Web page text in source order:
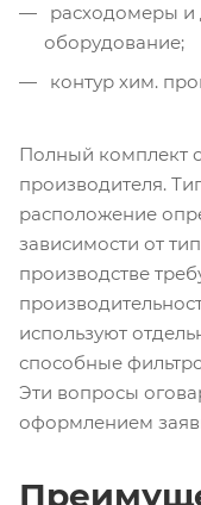
расходомеры и
оборудование;
контур хим.
Полный комплект
производителя.
расположение
зависимости от
производстве
используют
способные
Эти вопросы
оформлением